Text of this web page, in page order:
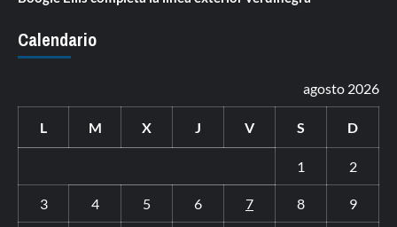
Calendario
agosto 2026
L M X J V S D
1 2
3 4 5 6 7 8 9